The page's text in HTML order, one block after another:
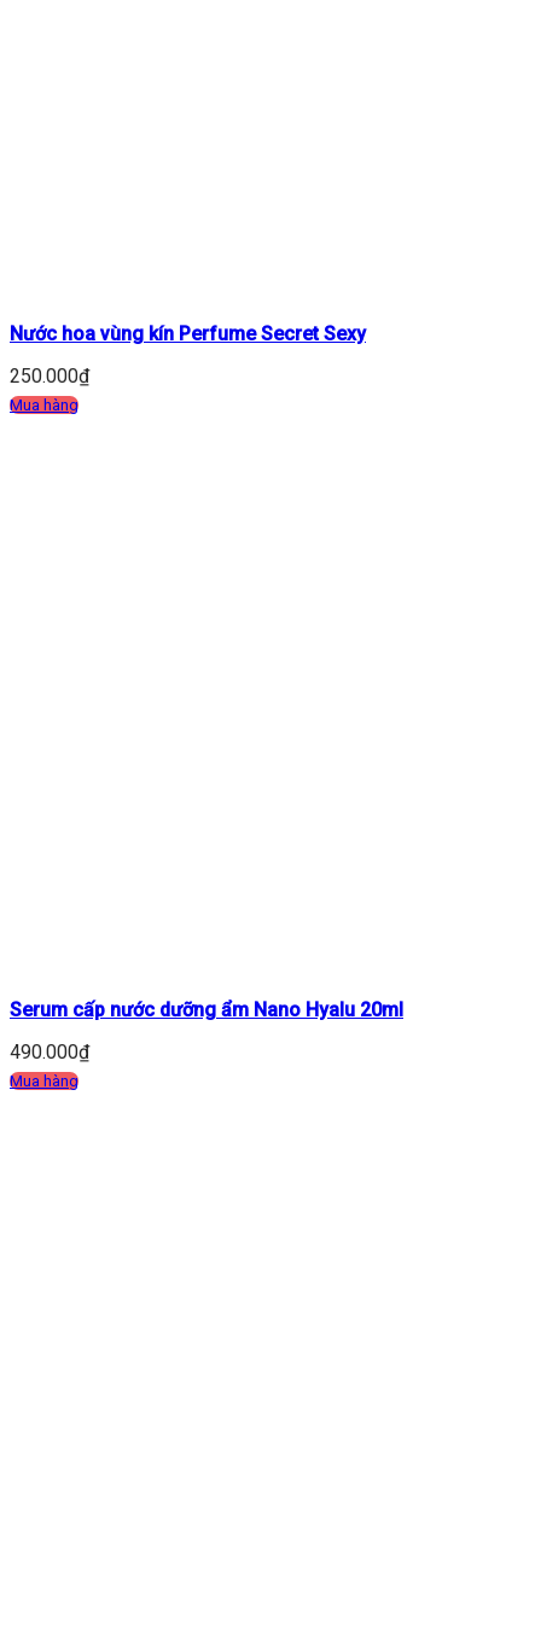
Nước hoa vùng kín Perfume Secret Sexy
250.000₫
Mua hàng
Serum cấp nước dưỡng ẩm Nano Hyalu 20ml
490.000₫
Mua hàng